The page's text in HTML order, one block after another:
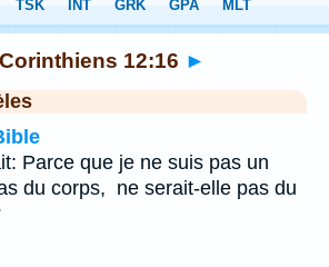
12:16 ►
Parce que je ne suis pas un
du corps, ne serait-elle pas du